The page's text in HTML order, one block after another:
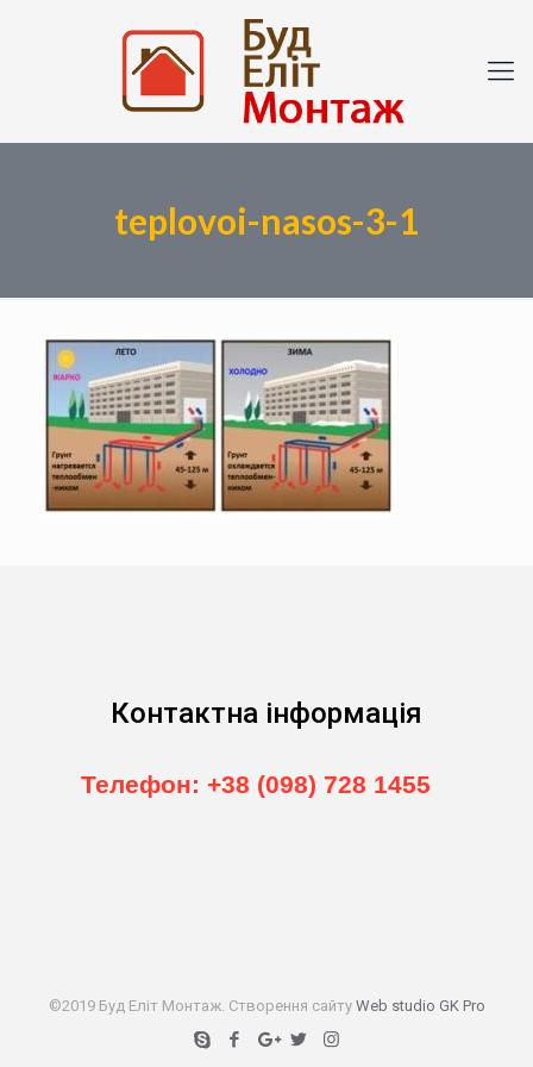
teplovoi-nasos-3-1
Контактна інформація
Телефон: +38 (098) 728 1455
©2019 Буд Еліт Монтаж. Створення сайту Web studio GK Pro